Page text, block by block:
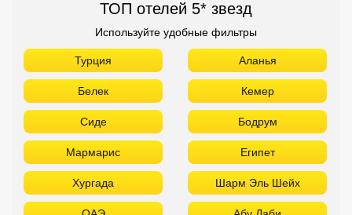
ТОП отелей 5* звезд
Используйте удобные фильтры
Турция Аланья
Белек Кемер
Сиде Бодрум
Мармарис Египет
Хургада Шарм Эль Шейх